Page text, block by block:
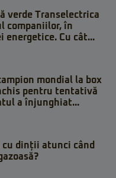
verde Transelectrica
companiilor, în
energetice. Cu cât...
mondial la box
pentru tentativă
a înjunghiat...
cu dinții atunci când